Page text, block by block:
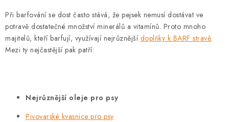
Při barfování se dost často stává, že pejsek nemusí dostávat ve
potravě dostatečné množství minerálů a vitamínů. Proto mnoho
majitelů, kteří barfují, využívají nejrůznější doplňky k BARF stravě.
Mezi ty nejčastější pak patří:
Nejrůznější oleje pro psy
Pivovarské kvasnice pro psy